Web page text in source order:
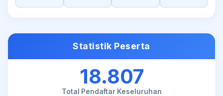
Statistik Peserta
18.807
Total Pendaftar Keseluruhan